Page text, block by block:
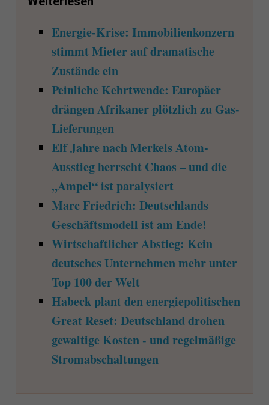
Energie-Krise: Immobilienkonzern
stimmt Mieter auf dramatische
Zustände ein
Peinliche Kehrtwende: Europäer
drängen Afrikaner plötzlich zu Gas-
Lieferungen
Elf Jahre nach Merkels Atom-
Ausstieg herrscht Chaos – und die
„Ampel“ ist paralysiert
Marc Friedrich: Deutschlands
Geschäftsmodell ist am Ende!
Wirtschaftlicher Abstieg: Kein
deutsches Unternehmen mehr unter
Top 100 der Welt
Habeck plant den energiepolitischen
Great Reset: Deutschland drohen
gewaltige Kosten - und regelmäßige
Stromabschaltungen